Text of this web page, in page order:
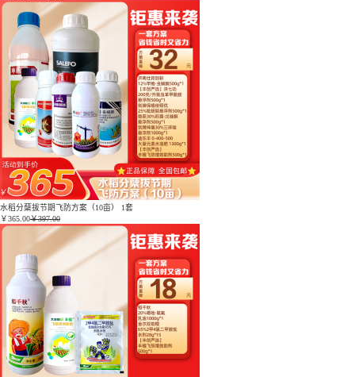
水稻分蘖拔节期飞防方案（10亩） 1套
￥365.00￥397.00